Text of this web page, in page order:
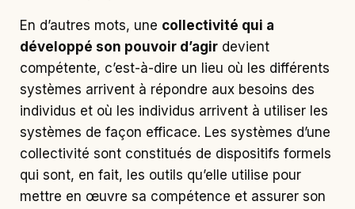
En d’autres mots, une collectivité qui a
développé son pouvoir d’agir devient
compétente, c’est-à-dire un lieu où les différents
systèmes arrivent à répondre aux besoins des
individus et où les individus arrivent à utiliser les
systèmes de façon efficace. Les systèmes d’une
collectivité sont constitués de dispositifs formels
qui sont, en fait, les outils qu’elle utilise pour
mettre en œuvre sa compétence et assurer son